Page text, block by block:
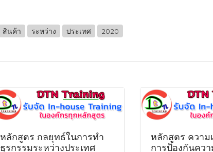
สินค้า ระหว่าง ประเทศ 2020
หลักสูตร กลยุทธ์ในการทำ
ธุรกรรมระหว่างประเทศ
หลักสูตร ความ
การป้องกันควา